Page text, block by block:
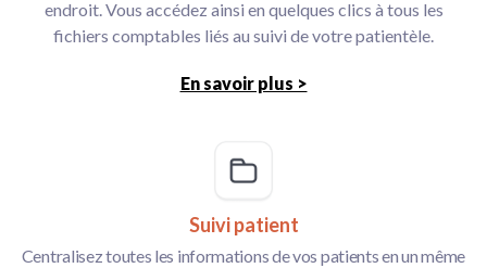
endroit. Vous accédez ainsi en quelques clics à tous les
fichiers comptables liés au suivi de votre patientèle.
En savoir plus >
Suivi patient
Centralisez toutes les informations de vos patients en un même